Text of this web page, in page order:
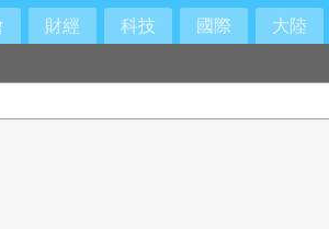
財經 科技 國際 大陸